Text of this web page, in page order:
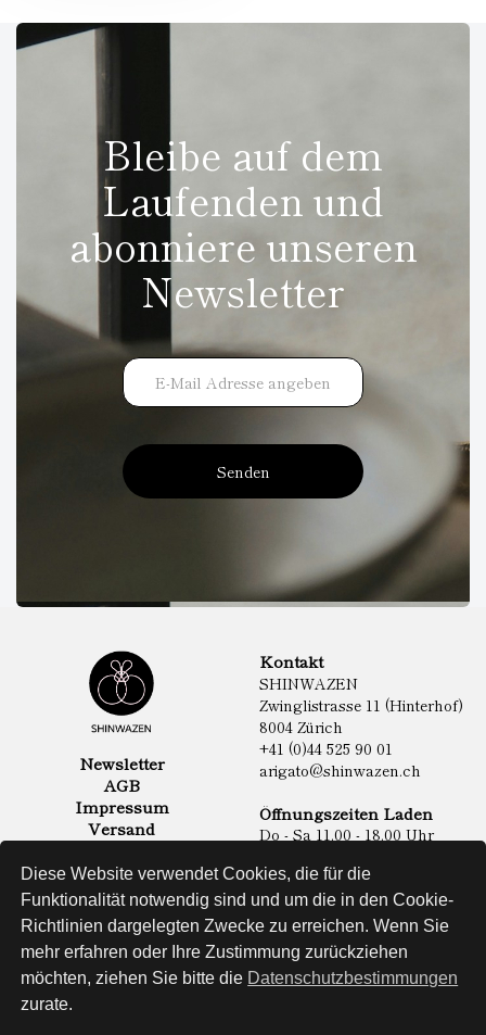
Diese Website verwendet Cookies, die für die
Funktionalität notwendig sind und um die in den Cookie-
Richtlinien dargelegten Zwecke zu erreichen. Wenn Sie
mehr erfahren oder Ihre Zustimmung zurückziehen
möchten, ziehen Sie bitte die Datenschutzbestimmungen
zurate.
Bleibe auf dem
Laufenden und
abonniere unseren
Newsletter
Senden
Newsletter
AGB
Impressum
Versand
Kontakt
SHINWAZEN
Zwinglistrasse 11 (Hinterhof)
8004 Zürich
+41 (0)44 525 90 01
arigato@shinwazen.ch
Öffnungszeiten Laden
Do - Sa 11.00 - 18.00 Uhr
Online Shop
Lebensmittel
Sake & Shochu
Non Food
Spirituosen